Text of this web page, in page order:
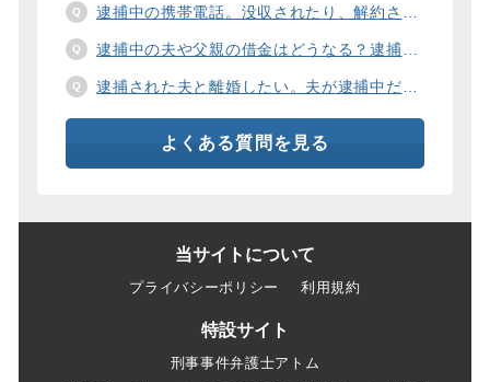
逮捕中の携帯電話。没収されたり、解約されたり、見られたりするの？
逮捕中の夫や父親の借金はどうなる？逮捕中の借金の支払い方法は。
逮捕された夫と離婚したい。夫が逮捕中だと慰謝料は増えるの？
よくある質問を見る
当サイトについて
プライバシーポリシー 利用規約
特設サイト
刑事事件弁護士アトム